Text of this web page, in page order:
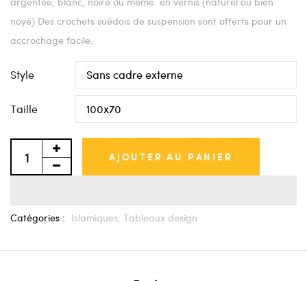
noyé) Des crochets suédois de suspension sont offerts pour un
accrochage facile.
Style
Taille
AJOUTER AU PANIER
Catégories : Islamiques, Tableaux design